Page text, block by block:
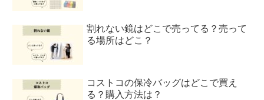
割れない鏡はどこで売ってる？売って
る場所はどこ？
コストコの保冷バッグはどこで買え
る？購入方法は？